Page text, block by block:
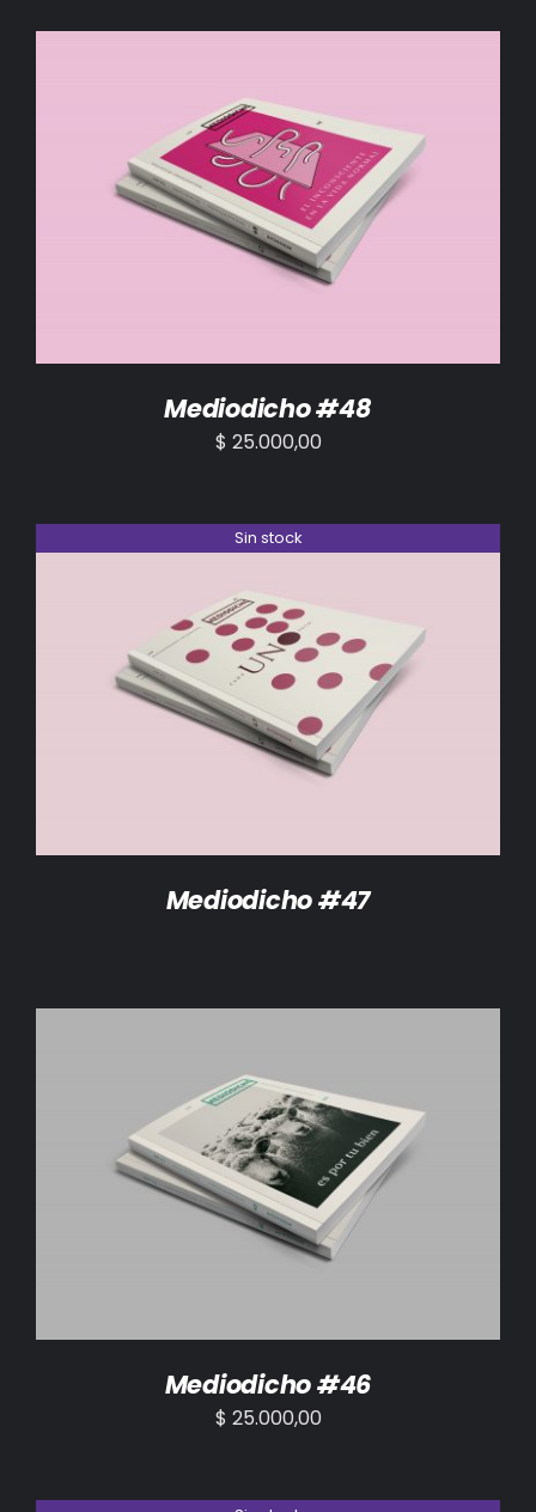
AÑADIR AL CARRITO / DETALLES
Mediodicho #48
$ 25.000,00
Sin stock
DETALLES
Mediodicho #47
AÑADIR AL CARRITO DETALLES
Mediodicho #46
$ 25.000,00